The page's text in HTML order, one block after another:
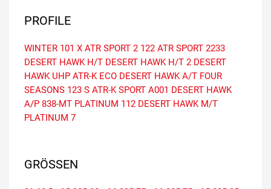
PROFILE
WINTER 101 X ATR SPORT 2 122 ATR SPORT 2233
DESERT HAWK H/T DESERT HAWK H/T 2 DESERT
HAWK UHP ATR-K ECO DESERT HAWK A/T FOUR
SEASONS 123 S ATR-K SPORT A001 DESERT HAWK
A/P 838-MT PLATINUM 112 DESERT HAWK M/T
PLATINUM 7
GRÖSSEN